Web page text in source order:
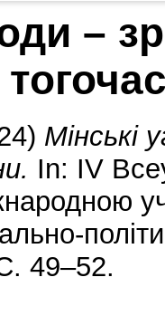
–
Мінські
In: ІV
49–52.